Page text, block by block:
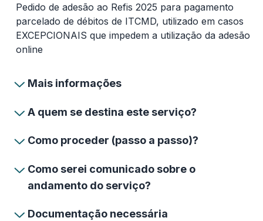
Pedido de adesão ao Refis 2025 para pagamento
parcelado de débitos de ITCMD, utilizado em casos
EXCEPCIONAIS que impedem a utilização da adesão
online
Mais informações
A quem se destina este serviço?
Como proceder (passo a passo)?
Como serei comunicado sobre o
andamento do serviço?
Documentação necessária